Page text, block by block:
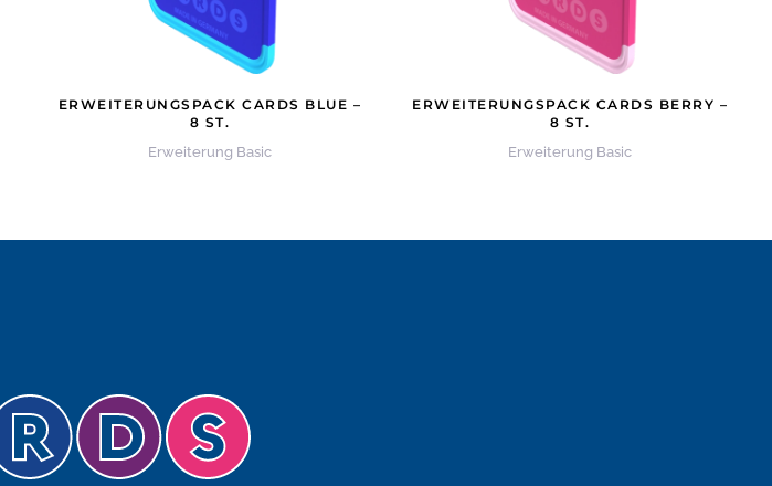
ERWEITERUNGSPACK CARDS BLUE –
8 ST.
Erweiterung Basic
ERWEITERUNGSPACK CARDS BERRY –
8 ST.
Erweiterung Basic